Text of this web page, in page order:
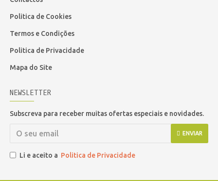
Politica de Cookies
Termos e Condições
Politica de Privacidade
Mapa do Site
NEWSLETTER
Subscreva para receber muitas ofertas especiais e novidades.
ENVIAR
Li e aceito a Politica de Privacidade